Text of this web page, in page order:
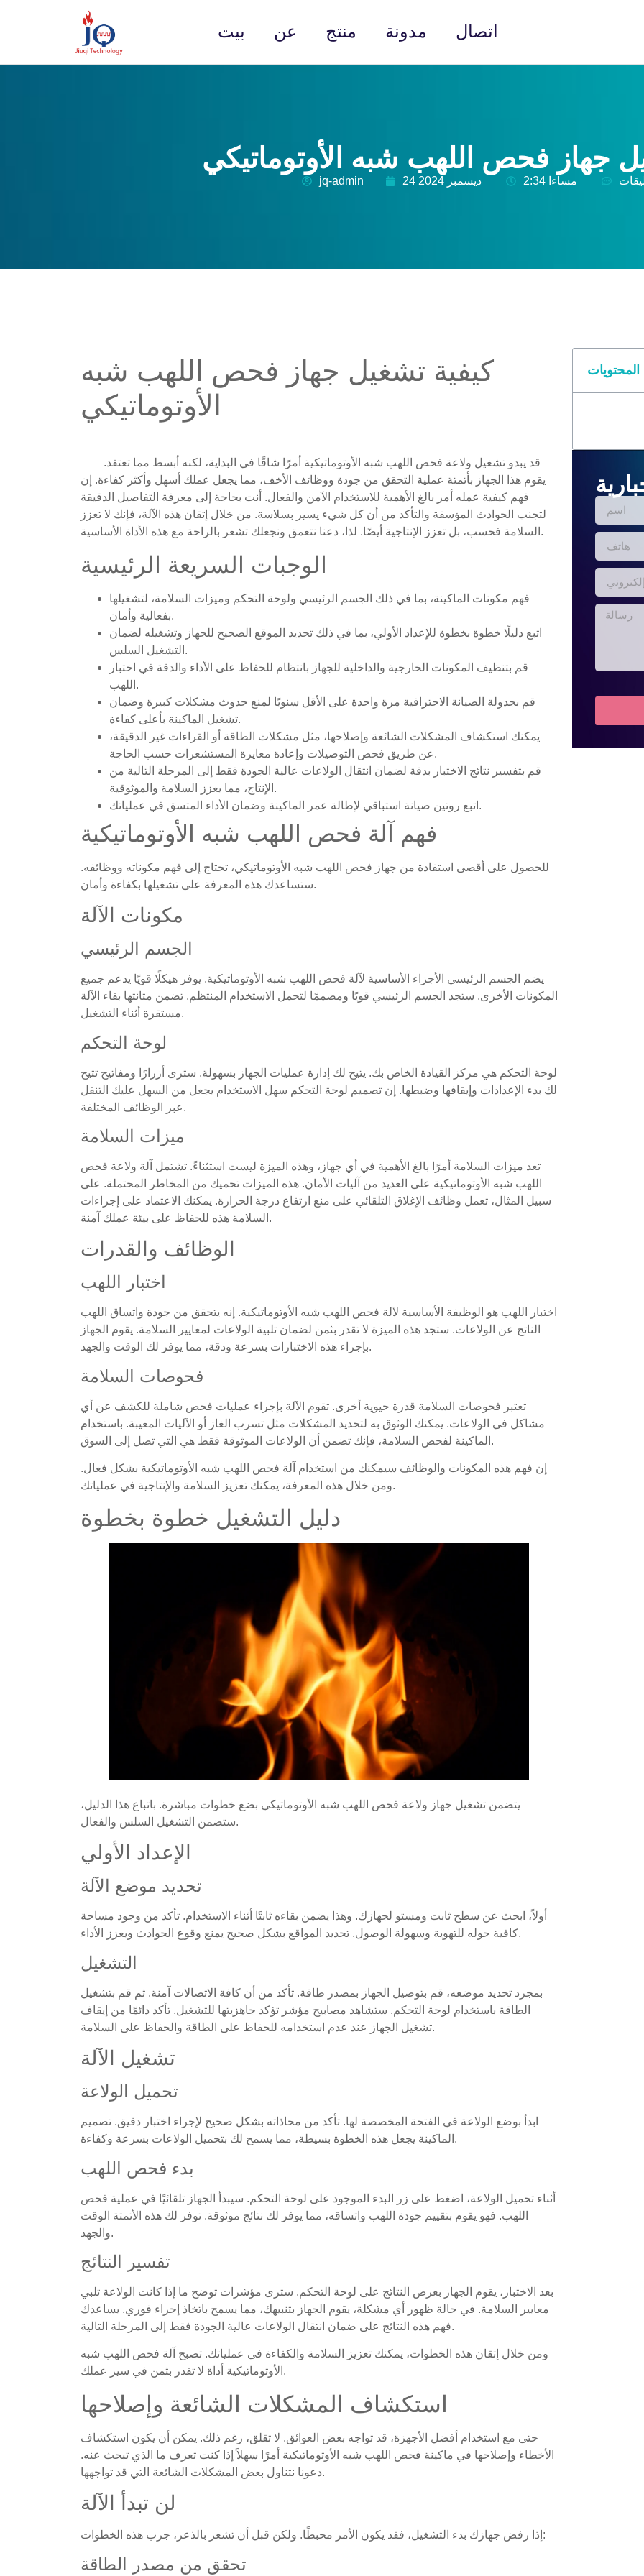
بيت عن منتج مدونة اتصال
جهاز فحص اللهب شبه الأوتوماتيكي
jq-admin
كيفية تشغيل جهاز فحص اللهب شبه
الأوتوماتيكي
يقوم هذا الجهاز بأتمتة عملية التحقق من جودة ووظائف الأخف، مما يجعل عملك أسهل وأكثر كفاءة. إن
فهم كيفية عمله أمر بالغ الأهمية للاستخدام الآمن والفعال. أنت بحاجة إلى معرفة التفاصيل الدقيقة
لتجنب الحوادث المؤسفة والتأكد من أن كل شيء يسير بسلاسة. من خلال إتقان هذه الآلة، فإنك لا تعزز
السلامة فحسب، بل تعزز الإنتاجية أيضًا. لذا، دعنا نتعمق ونجعلك تشعر بالراحة مع هذه الأداة الأساسية.
الوجبات السريعة الرئيسية
فهم مكونات الماكينة، بما في ذلك الجسم الرئيسي ولوحة التحكم وميزات السلامة، لتشغيلها
بفعالية وأمان.
اتبع دليلًا خطوة بخطوة للإعداد الأولي، بما في ذلك تحديد الموقع الصحيح للجهاز وتشغيله لضمان
التشغيل السلس.
قم بتنظيف المكونات الخارجية والداخلية للجهاز بانتظام للحفاظ على الأداء والدقة في اختبار
اللهب.
قم بجدولة الصيانة الاحترافية مرة واحدة على الأقل سنويًا لمنع حدوث مشكلات كبيرة وضمان
تشغيل الماكينة بأعلى كفاءة.
يمكنك استكشاف المشكلات الشائعة وإصلاحها، مثل مشكلات الطاقة أو القراءات غير الدقيقة،
عن طريق فحص التوصيلات وإعادة معايرة المستشعرات حسب الحاجة.
قم بتفسير نتائج الاختبار بدقة لضمان انتقال الولاعات عالية الجودة فقط إلى المرحلة التالية من
الإنتاج، مما يعزز السلامة والموثوقية.
اتبع روتين صيانة استباقي لإطالة عمر الماكينة وضمان الأداء المتسق في عملياتك.
فهم آلة فحص اللهب شبه الأوتوماتيكية
للحصول على أقصى استفادة من جهاز فحص اللهب شبه الأوتوماتيكي، تحتاج إلى فهم مكوناته ووظائفه.
ستساعدك هذه المعرفة على تشغيلها بكفاءة وأمان.
مكونات الآلة
الجسم الرئيسي
يضم الجسم الرئيسي الأجزاء الأساسية لآلة فحص اللهب شبه الأوتوماتيكية. يوفر هيكلًا قويًا يدعم جميع
المكونات الأخرى. ستجد الجسم الرئيسي قويًا ومصممًا لتحمل الاستخدام المنتظم. تضمن متانتها بقاء الآلة
مستقرة أثناء التشغيل.
لوحة التحكم
لوحة التحكم هي مركز القيادة الخاص بك. يتيح لك إدارة عمليات الجهاز بسهولة. سترى أزرارًا ومفاتيح تتيح
لك بدء الإعدادات وإيقافها وضبطها. إن تصميم لوحة التحكم سهل الاستخدام يجعل من السهل عليك التنقل
عبر الوظائف المختلفة.
ميزات السلامة
تعد ميزات السلامة أمرًا بالغ الأهمية في أي جهاز، وهذه الميزة ليست استثناءً. تشتمل آلة ولاعة فحص
اللهب شبه الأوتوماتيكية على العديد من آليات الأمان. هذه الميزات تحميك من المخاطر المحتملة. على
سبيل المثال، تعمل وظائف الإغلاق التلقائي على منع ارتفاع درجة الحرارة. يمكنك الاعتماد على إجراءات
السلامة هذه للحفاظ على بيئة عملك آمنة.
الوظائف والقدرات
اختبار اللهب
اختبار اللهب هو الوظيفة الأساسية لآلة فحص اللهب شبه الأوتوماتيكية. إنه يتحقق من جودة واتساق اللهب
الناتج عن الولاعات. ستجد هذه الميزة لا تقدر بثمن لضمان تلبية الولاعات لمعايير السلامة. يقوم الجهاز
بإجراء هذه الاختبارات بسرعة ودقة، مما يوفر لك الوقت والجهد.
فحوصات السلامة
تعتبر فحوصات السلامة قدرة حيوية أخرى. تقوم الآلة بإجراء عمليات فحص شاملة للكشف عن أي
مشاكل في الولاعات. يمكنك الوثوق به لتحديد المشكلات مثل تسرب الغاز أو الآليات المعيبة. باستخدام
الماكينة لفحص السلامة، فإنك تضمن أن الولاعات الموثوقة فقط هي التي تصل إلى السوق.
إن فهم هذه المكونات والوظائف سيمكنك من استخدام آلة فحص اللهب شبه الأوتوماتيكية بشكل فعال.
ومن خلال هذه المعرفة، يمكنك تعزيز السلامة والإنتاجية في عملياتك.
دليل التشغيل خطوة بخطوة
يتضمن تشغيل جهاز ولاعة فحص اللهب شبه الأوتوماتيكي بضع خطوات مباشرة. باتباع هذا الدليل،
ستضمن التشغيل السلس والفعال.
الإعداد الأولي
تحديد موضع الآلة
أولاً، ابحث عن سطح ثابت ومستو لجهازك. وهذا يضمن بقاءه ثابتًا أثناء الاستخدام. تأكد من وجود مساحة
كافية حوله للتهوية وسهولة الوصول. تحديد المواقع بشكل صحيح يمنع وقوع الحوادث ويعزز الأداء.
التشغيل
بمجرد تحديد موضعه، قم بتوصيل الجهاز بمصدر طاقة. تأكد من أن كافة الاتصالات آمنة. ثم قم بتشغيل
الطاقة باستخدام لوحة التحكم. ستشاهد مصابيح مؤشر تؤكد جاهزيتها للتشغيل. تأكد دائمًا من إيقاف
تشغيل الجهاز عند عدم استخدامه للحفاظ على الطاقة والحفاظ على السلامة.
تشغيل الآلة
تحميل الولاعة
ابدأ بوضع الولاعة في الفتحة المخصصة لها. تأكد من محاذاته بشكل صحيح لإجراء اختبار دقيق. تصميم
الماكينة يجعل هذه الخطوة بسيطة، مما يسمح لك بتحميل الولاعات بسرعة وكفاءة.
بدء فحص اللهب
أثناء تحميل الولاعة، اضغط على زر البدء الموجود على لوحة التحكم. سيبدأ الجهاز تلقائيًا في عملية فحص
اللهب. فهو يقوم بتقييم جودة اللهب واتساقه، مما يوفر لك نتائج موثوقة. توفر لك هذه الأتمتة الوقت
والجهد.
تفسير النتائج
بعد الاختبار، يقوم الجهاز بعرض النتائج على لوحة التحكم. سترى مؤشرات توضح ما إذا كانت الولاعة تلبي
معايير السلامة. في حالة ظهور أي مشكلة، يقوم الجهاز بتنبيهك، مما يسمح باتخاذ إجراء فوري. يساعدك
فهم هذه النتائج على ضمان انتقال الولاعات عالية الجودة فقط إلى المرحلة التالية.
ومن خلال إتقان هذه الخطوات، يمكنك تعزيز السلامة والكفاءة في عملياتك. تصبح آلة فحص اللهب شبه
الأوتوماتيكية أداة لا تقدر بثمن في سير عملك.
استكشاف المشكلات الشائعة وإصلاحها
حتى مع استخدام أفضل الأجهزة، قد تواجه بعض العوائق. لا تقلق، رغم ذلك. يمكن أن يكون استكشاف
الأخطاء وإصلاحها في ماكينة فحص اللهب شبه الأوتوماتيكية أمرًا سهلاً إذا كنت تعرف ما الذي تبحث عنه.
دعونا نتناول بعض المشكلات الشائعة التي قد تواجهها.
لن تبدأ الآلة
إذا رفض جهازك بدء التشغيل، فقد يكون الأمر محبطًا. ولكن قبل أن تشعر بالذعر، جرب هذه الخطوات:
تحقق من مصدر الطاقة